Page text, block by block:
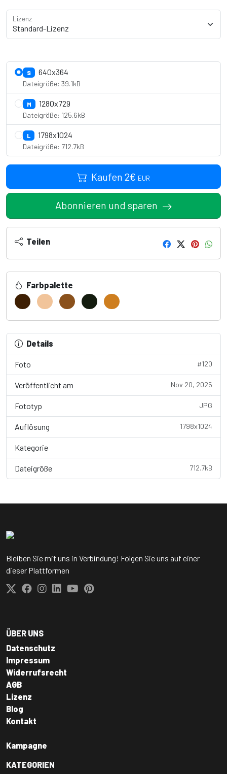
Lizenz
S 640x364
Dateigröße: 39.1kB
M 1280x729
Dateigröße: 125.6kB
L 1798x1024
Dateigröße: 712.7kB
Kaufen 2€ EUR
Abonnieren und sparen
Teilen
Farbpalette
Details
Foto #120
Veröffentlicht am Nov 20, 2025
Fototyp JPG
Auflösung 1798x1024
Kategorie
Dateigröße 712.7kB
Bleiben Sie mit uns in Verbindung! Folgen Sie uns auf einer
dieser Plattformen
ÜBER UNS
Datenschutz
Impressum
Widerrufsrecht
AGB
Lizenz
Blog
Kontakt
Kampagne
KATEGORIEN